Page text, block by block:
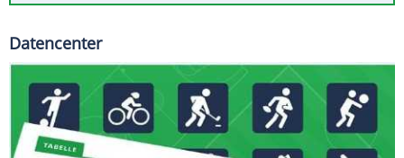
Datencenter